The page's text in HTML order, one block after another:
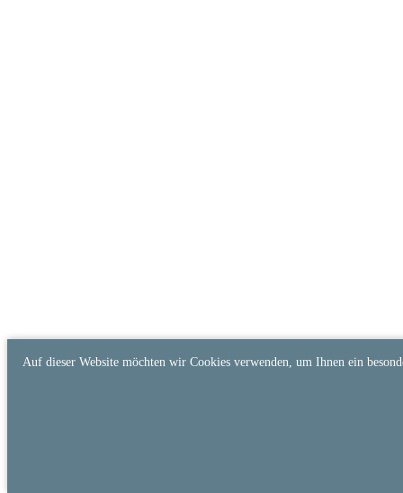
Auf dieser Website möchten wir Cookies verwenden, um Ihnen ein